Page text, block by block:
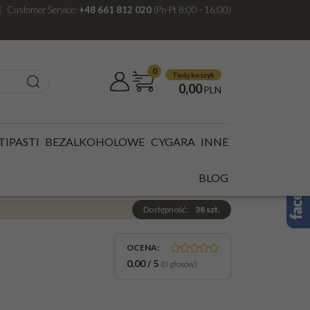
Customer Service: +48 661 812 020 (Pn-Pt 8:00 - 16:00)
0 Twój koszyk
0,00 PLN
BEZALKOHOLOWE CYGARA INNE
BLOG
0,33L 4%
Dostępność: 38 szt.
OCENA:
0.00/5 (0 głosów)